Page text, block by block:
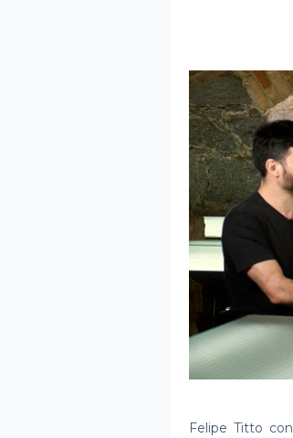
Felipe Titto